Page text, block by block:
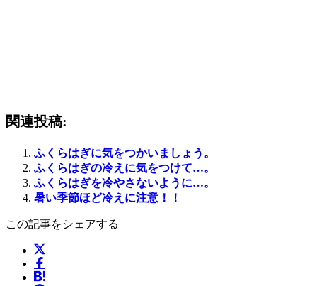
関連投稿:
ふくらはぎに気をつかいましょう。
ふくらはぎの冷えに気をつけて…。
ふくらはぎを冷やさないように…。
暑い季節ほど冷えに注意！！
この記事をシェアする